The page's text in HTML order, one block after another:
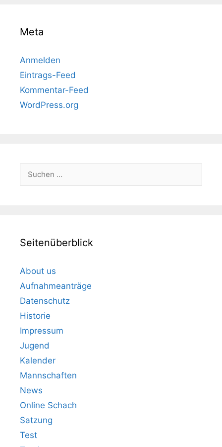
Meta
Anmelden
Eintrags-Feed
Kommentar-Feed
WordPress.org
Seitenüberblick
About us
Aufnahmeanträge
Datenschutz
Historie
Impressum
Jugend
Kalender
Mannschaften
News
Online Schach
Satzung
Test